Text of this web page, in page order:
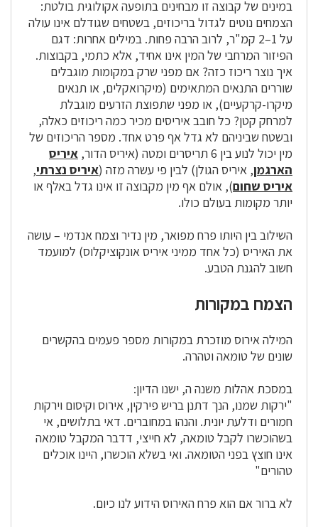
במינים של קבוצה זו מבחינים בתופעה אקולוגית בולטת:
הצמחים נוטים לגדול בריכוזים, בשטחים שגודלם אינו עולה
על 1–2 קמ"ר, לרוב הרבה פחות. במילים אחרות: דגם
הפיזור המרחבי של המין אינו אחיד, אלא כתמי, בקבוצות.
איך נוצר ריכוז כזה? אם מפני שרק במקומות מוגבלים
שוררים התנאים המתאימים (מיקרואקלים, או תנאים
מיקרו-קרקעיים), או מפני שתפוצת הזרעים מוגבלת
למרחק קטן? כל חובב איריסים מכיר כמה ריכוזים כאלה,
ובשטח שביניהם לא גדל אף פרט אחד. מספר הריכוזים של
מין יכול לנוע בין 6 תריסרים ומטה (איריס הדור,
איריס
הארגמן, איריס הגולן) לבין פי עשרה מזה (איריס נצרתי,
איריס שחום), אולם אף מין מקבוצה זו אינו גדל באלף או
יותר מקומות בעולם כולו.
השילוב בין היותו פרח מפואר, מין נדיר וצמח אנדמי – עושה
את האיריס (כל אחד ממיני איריס אונקוציקלוס) למועמד
חשוב להגנת הטבע.
הצמח במקורות
המילה אירוס מוזכרת במקורות מספר פעמים בהקשרים
שונים של טומאה וטהרה.
במסכת אהלות משנה ה, ישנו הדיון:
"ירקות שמנו, הנך דתנן בריש פירקין, אירוס וקיסום וירקות
חמורים ודלעת יונית. והנהו במחוברים. דאי בתלושים, אי
בשהוכשרו לקבל טומאה, לא חייצי, דדבר המקבל טומאה
אינו חוצץ בפני הטומאה. ואי בשלא הוכשרו, היינו אוכלים
טהורים"
לא ברור אם הוא פרח האירוס הידוע לנו כיום.